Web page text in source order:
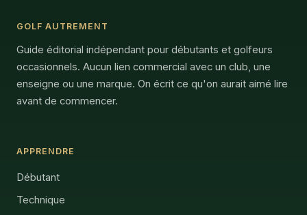
GOLF AUTREMENT
Guide éditorial indépendant pour débutants et golfeurs
occasionnels. Aucun lien commercial avec un club, une
enseigne ou une marque. On écrit ce qu'on aurait aimé lire
avant de commencer.
APPRENDRE
Débutant
Technique